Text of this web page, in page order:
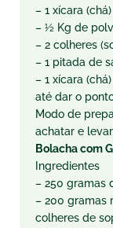
– 1 xícara
– ½ Kg de
– 2 colheres
– 1 pitada de
– 1 xícara
até dar o
Modo de
achatar e
Bolacha com
Ingredientes
– 250 gramas
– 200 gramas
colheres de